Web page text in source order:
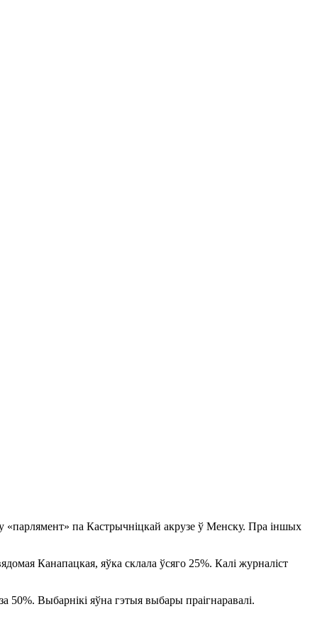
«парлямент» па Кастрычніцкай акрузе ў Менску. Пра іншых
Канапацкая, яўка склала ўсяго 25%. Калі журналіст
50%. Выбарнікі яўна гэтыя выбары праігнаравалі.